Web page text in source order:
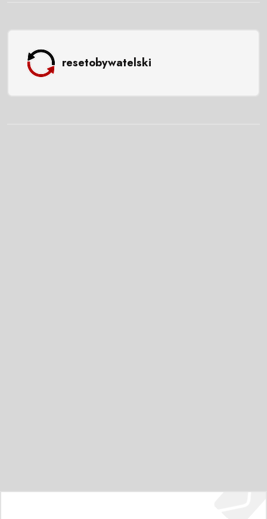
resetobywatelski